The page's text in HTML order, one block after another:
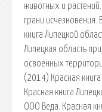
животных и растений.
грани исчезновения.
книга Липецкой
Липецкая область
освоенных
(2014) Красная
Красная книга
ООО Веда. Красная